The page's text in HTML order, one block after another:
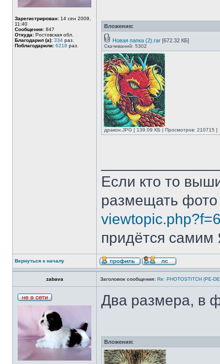
Зарегистрирован: 14 сен 2009,
11:40
Сообщения: 847
Откуда: Ростовская обл.
Благодарил (а): 334 раз.
Поблагодарили: 6218 раз.
Вложения:
Новая папка (2).rar [672.32 КБ]
Скачиваний: 5302
дракон.JPG [ 139.09 КБ | Просмотров: 210715 ]
Если кто то
размещать фото
придётся самим
Вернуться к началу
zabava Заголовок сообщения: Re: PHOTOSTITCH (PE-
Два размера, в
Вложения: